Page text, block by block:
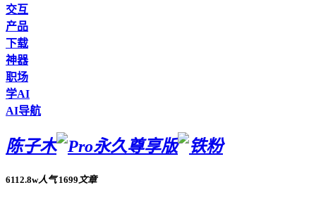
交互
产品
下载
神器
职场
学AI
AI导航
陈子木
6112.8w人气 1699文章